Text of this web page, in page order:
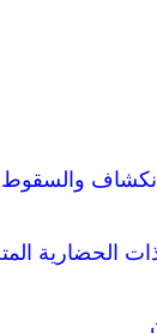
والسقوط
الحضارية